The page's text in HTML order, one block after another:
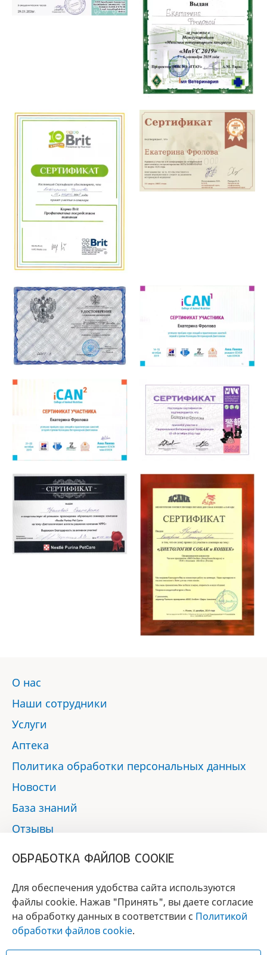
О нас
Наши сотрудники
Услуги
Аптека
Политика обработки персональных данных
Новости
База знаний
Отзывы
БРЕНД
ГОДА 2017 - 2019
ОБРАБОТКА ФАЙЛОВ COOKIE
Для обеспечения удобства сайта используются
файлы cookie. Нажав "Принять", вы даете согласие
на обработку данных в соответствии с Политикой
обработки файлов cookie.